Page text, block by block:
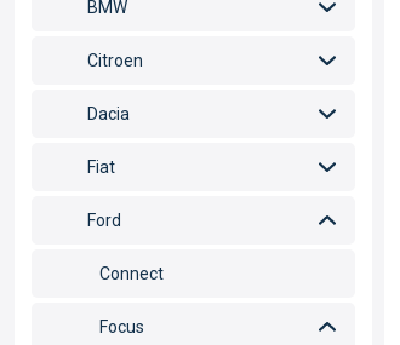
BMW
Citroen
Dacia
Fiat
Ford
Connect
Focus